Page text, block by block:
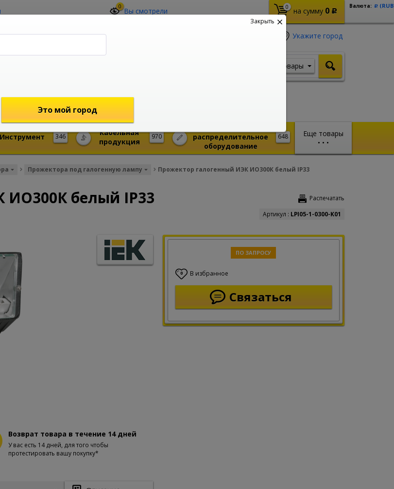
0 Вы смотрели 0 на сумму 0 Р
Валюта: Р
Укажите город
shop@mireks.ru
Товары
Еще товары
• • •
346
Инструмент 970
Кабельная
продукция
648
распределительное
оборудование
Прожектора под галогенную лампу Прожектор галогенный ИЭК ИО300К белый IP33
Распечатать
ИО300К белый IP33
Артикул : LPI05-1-0300-K01
ПО ЗАПРОСУ
0 В избранное
Связаться
Возврат товара в течение 14 дней
У вас есть 14 дней, для того чтобы
протестировать вашу покупку*
Закрыть
Это мой город